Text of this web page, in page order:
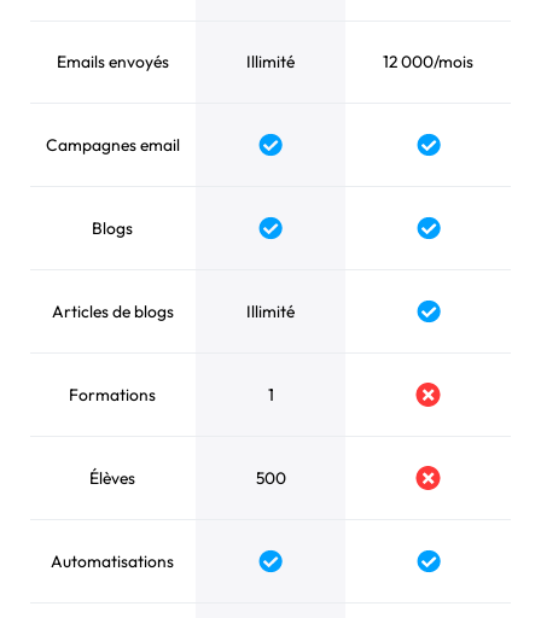
Emails envoyés Illimité 12 000/mois
Campagnes email
Blogs
Articles de blogs Illimité
Formations 1
Élèves 500
Automatisations